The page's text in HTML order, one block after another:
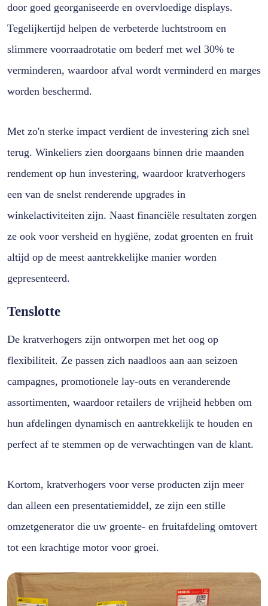
door goed georganiseerde en overvloedige displays.
Tegelijkertijd helpen de verbeterde luchtstroom en
slimmere voorraadrotatie om bederf met wel 30% te
verminderen, waardoor afval wordt verminderd en marges
worden beschermd.
Met zo'n sterke impact verdient de investering zich snel
terug. Winkeliers zien doorgaans binnen drie maanden
rendement op hun investering, waardoor kratverhogers
een van de snelst renderende upgrades in
winkelactiviteiten zijn. Naast financiële resultaten zorgen
ze ook voor versheid en hygiëne, zodat groenten en fruit
altijd op de meest aantrekkelijke manier worden
gepresenteerd.
Tenslotte
De kratverhogers zijn ontworpen met het oog op
flexibiliteit. Ze passen zich naadloos aan aan seizoen
campagnes, promotionele lay-outs en veranderende
assortimenten, waardoor retailers de vrijheid hebben om
hun afdelingen dynamisch en aantrekkelijk te houden en
perfect af te stemmen op de verwachtingen van de klant.
Kortom, kratverhogers voor verse producten zijn meer
dan alleen een presentatiemiddel, ze zijn een stille
omzetgenerator die uw groente- en fruitafdeling omtovert
tot een krachtige motor voor groei.